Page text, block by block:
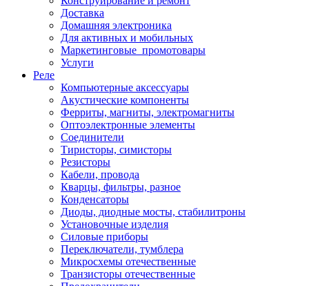
Доставка
Домашняя электроника
Для активных и мобильных
Маркетинговые_промотовары
Услуги
Реле
Компьютерные аксессуары
Акустические компоненты
Ферриты, магниты, электромагниты
Оптоэлектронные элементы
Соединители
Тиристоры, симисторы
Резисторы
Кабели, провода
Кварцы, фильтры, разное
Конденсаторы
Диоды, диодные мосты, стабилитроны
Установочные изделия
Силовые приборы
Переключатели, тумблера
Микросхемы отечественные
Транзисторы отечественные